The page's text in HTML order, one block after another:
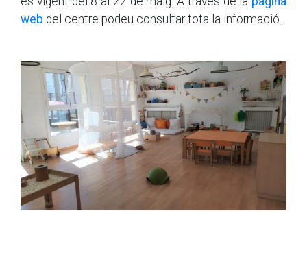
web del centre podeu consultar tota la informació.